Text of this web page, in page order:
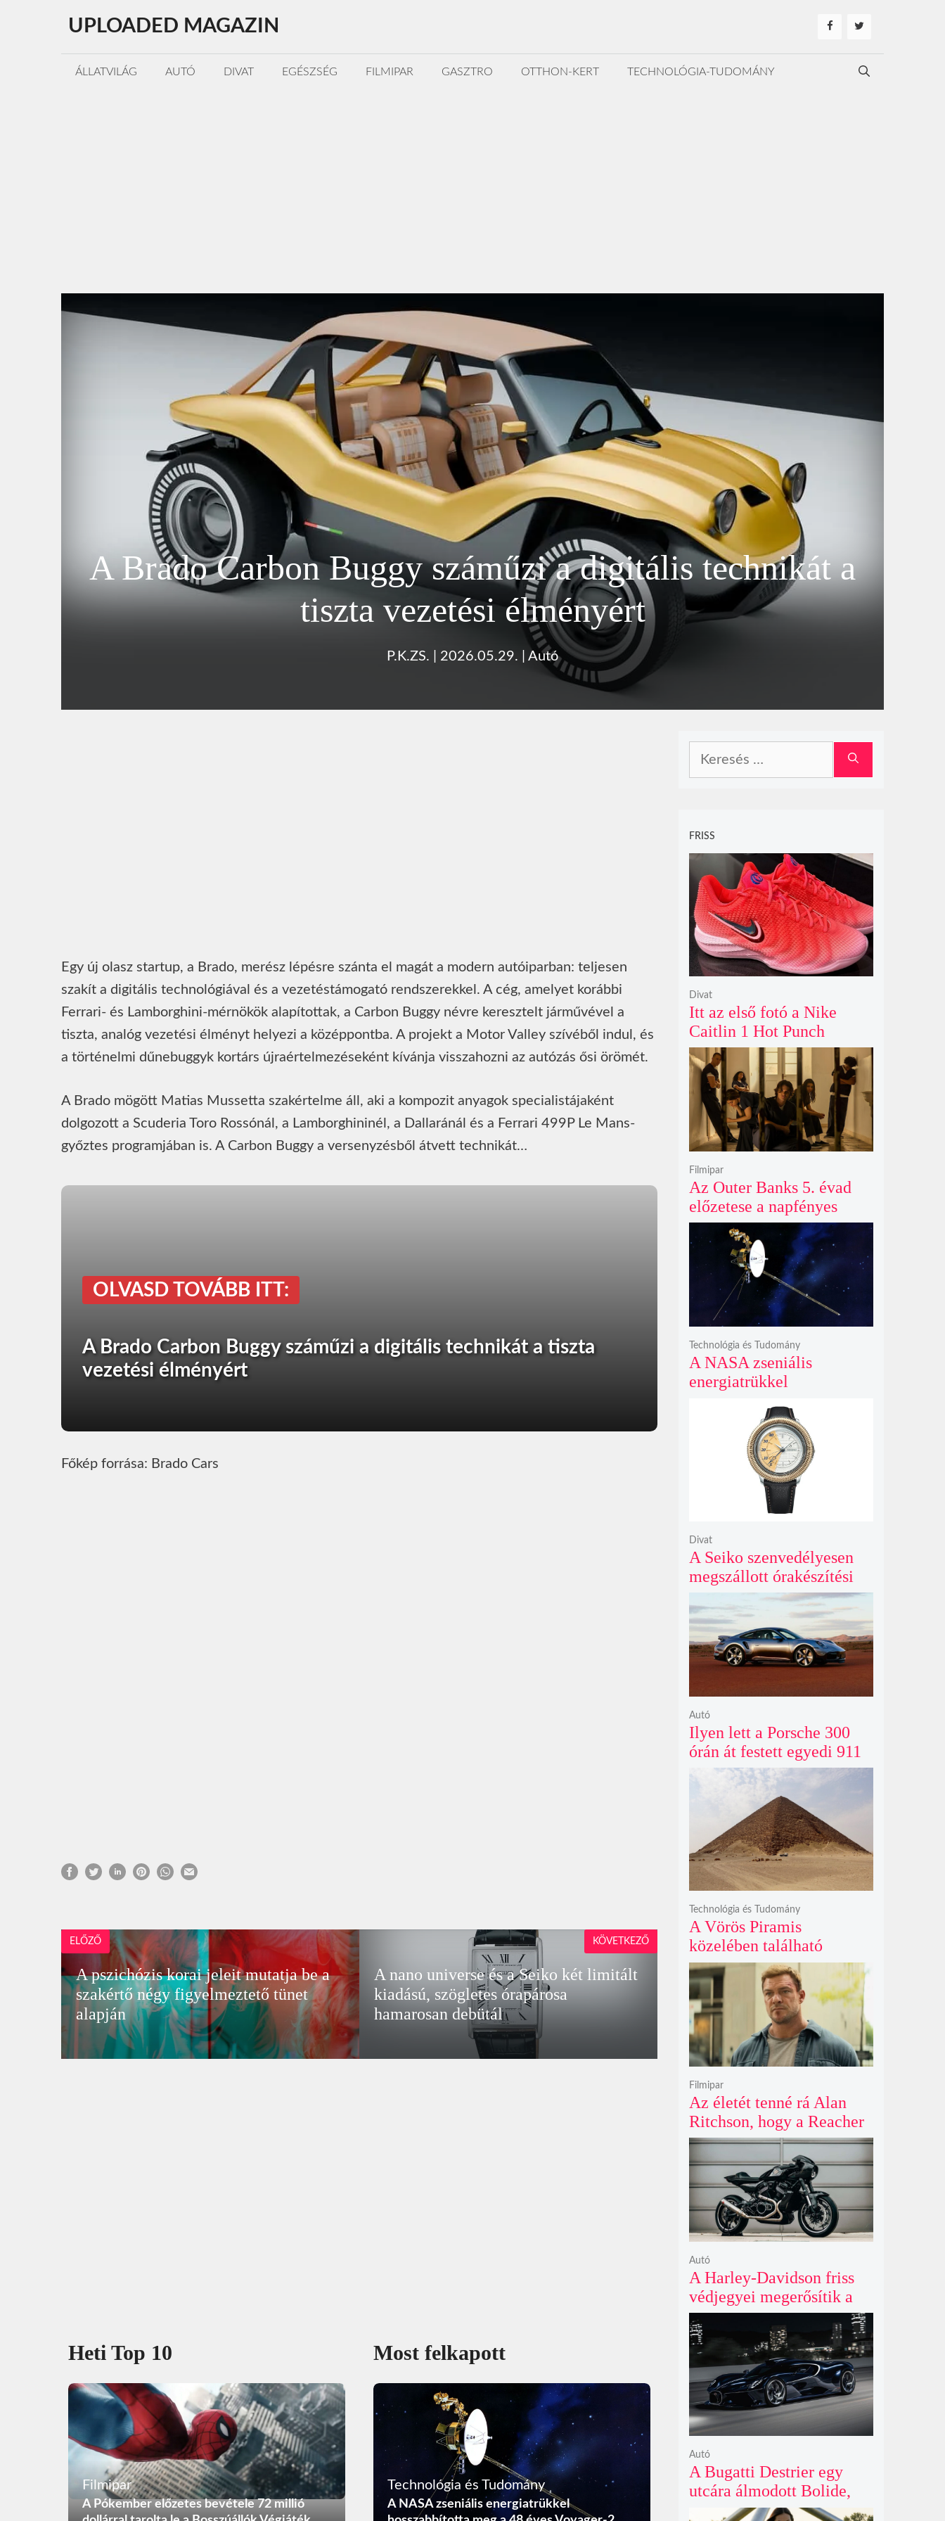
tartalomba
UPLOADED MAGAZIN
ÁLLATVILÁG AUTÓ DIVAT EGÉSZSÉG FILMIPAR GASZTRO OTTHON-KERT TECHNOLÓGIA-TUDOMÁNY
A Brado Carbon Buggy száműzi a digitális technikát a
tiszta vezetési élményért
P.K.ZS. 2026.05.29. Autó
Egy új olasz startup, a Brado, merész lépésre szánta el magát a modern autóiparban: teljesen
szakít a digitális technológiával és a vezetéstámogató rendszerekkel. A cég, amelyet korábbi
Ferrari- és Lamborghini-mérnökök alapítottak, a Carbon Buggy névre keresztelt járművével a
tiszta, analóg vezetési élményt helyezi a középpontba. A projekt a Motor Valley szívéből indul, és
a történelmi dűnebuggyk kortárs újraértelmezéseként kívánja visszahozni az autózás ősi örömét.
A Brado mögött Matias Mussetta szakértelme áll, aki a kompozit anyagok specialistájaként
dolgozott a Scuderia Toro Rossónál, a Lamborghininél, a Dallaránál és a Ferrari 499P Le Mans-
győztes programjában is. A Carbon Buggy a versenyzésből átvett technikát…
OLVASD TOVÁBB ITT:
A Brado Carbon Buggy száműzi a digitális technikát a tiszta
vezetési élményért
Főkép forrása: Brado Cars
ELŐZŐ
A pszichózis korai jeleit mutatja be a
szakértő négy figyelmeztető tünet
alapján
A nano universe és a Seiko két limitált
kiadású, szögletes órapárosa
hamarosan debütál
KÖVETKEZŐ
Heti Top 10
Filmipar
A Pókember előzetes bevétele 72 millió
Most felkapott
Technológia és Tudomány
A NASA zseniális energiatrükkel
FRISS
Itt az első fotó a Nike
Caitlin 1 Hot Punch
cipőjéről brutálisan ütős
színben
Divat
Az Outer Banks 5. évad
előzetese a napfényes
kalandok helyett
kíméletlen
bosszúhadjáratot ígér
Filmipar
A NASA zseniális
energiatrükkel
éves Voyager-2 csillagközi
küldetését
Technológia és Tudomány
A Seiko szenvedélyesen
megszállott órakészítési
kiállítása végre Londonba
érkezik idén nyáron
Divat
Ilyen lett a Porsche 300
órán át festett egyedi 911
Turbo S-e, ami ausztrál
naplementéből született
Autó
A Vörös Piramis
közelében található
rejtélyes vonalak nem
kőszállító rámpák, hanem
egy ókori gátrendszer
részei lehetnek
Technológia és Tudomány
Az életét tenné rá Alan
Ritchson, hogy a Reacher
negyedik évada mindent
felülmúl
Filmipar
A Harley-Davidson friss
védjegyei megerősítik a
lenyűgöző café racer és
flat tracker szériagyártását
Autó
A Bugatti Destrier egy
utcára álmodott Bolide,
ami a pályaautók
Autó